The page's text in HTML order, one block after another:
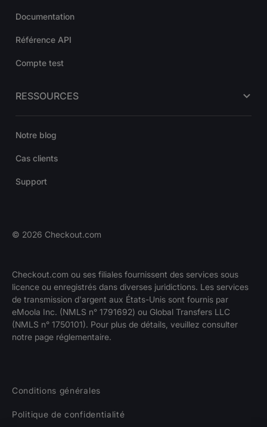
Documentation
Référence API
Compte test
RESSOURCES
Notre blog
Cas clients
Support
© 2026 Checkout.com
Checkout.com ou ses filiales fournissent des services sous
licence ou enregistrés dans diverses juridictions. Les services
de transmission d'argent aux États-Unis sont fournis par
eMoola Inc. (NMLS n° 1791692) ou Global Transfers LLC
(NMLS n° 1750101). Pour plus de détails, veuillez consulter
notre page réglementaire.
Conditions générales
Politique de confidentialité